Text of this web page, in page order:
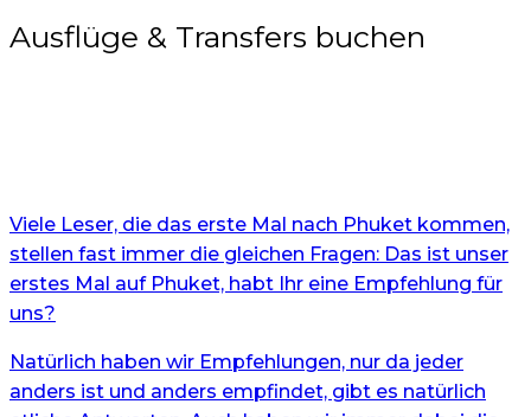
Ausflüge & Transfers buchen
Viele Leser, die das erste Mal nach Phuket kommen,
stellen fast immer die gleichen Fragen: Das ist unser
erstes Mal auf Phuket, habt Ihr eine Empfehlung für
uns?
Natürlich haben wir Empfehlungen, nur da jeder
anders ist und anders empfindet, gibt es natürlich